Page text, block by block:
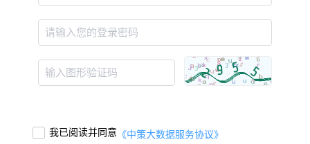
请输入您的登录密码
输入图形验证码
我已阅读并同意 《中策大数据服务协议》